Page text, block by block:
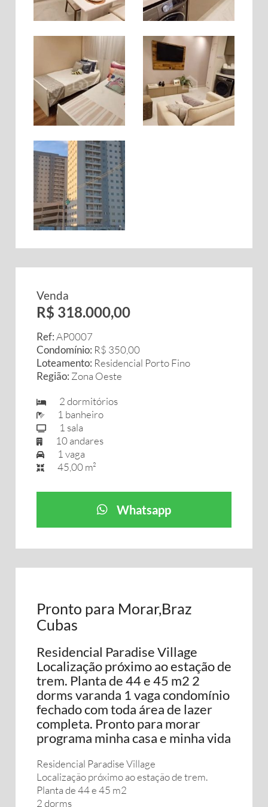
Venda
R$ 318.000,00
Ref:AP0007
Condomínio: R$ 350,00
Loteamento: Residencial Porto Fino
Região: Zona Oeste
2 dormitórios
1 banheiro
1 sala
10 andares
1 vaga
45,00 m²
Whatsapp
Pronto para Morar,Braz
Cubas
Residencial Paradise Village
Localização próximo ao estação de
trem. Planta de 44 e 45 m2 2
dorms varanda 1 vaga condomínio
fechado com toda área de lazer
completa. Pronto para morar
programa minha casa e minha vida
Residencial Paradise Village
Localização próximo ao estação de trem.
Planta de 44 e 45 m2
2 dorms